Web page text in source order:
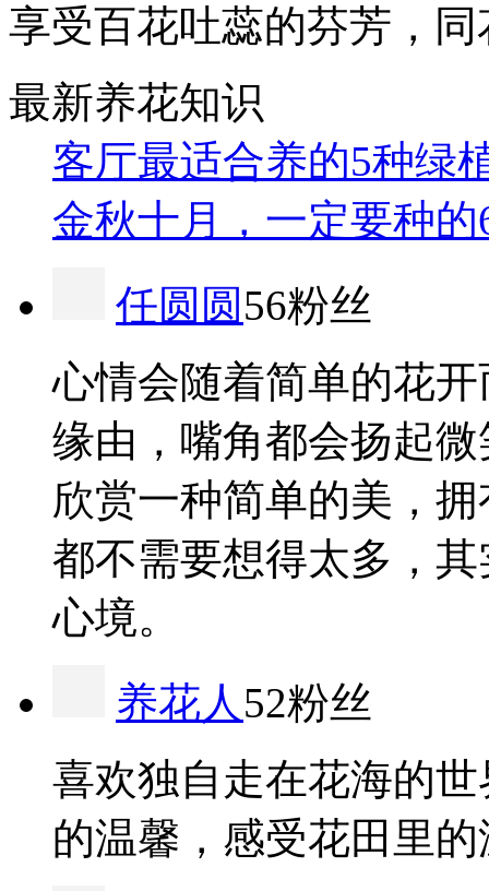
享受百花吐蕊的芬芳，
最新养花知识
客厅最适合养的5种绿
金秋十月，一定要种
任圆圆56粉丝
心情会随着简单的花
缘由，嘴角都会扬起
欣赏一种简单的美，
都不需要想得太多，
心境。
养花人 52粉丝
喜欢独自走在花海的
的温馨，感受花田里